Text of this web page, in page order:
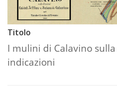
Titolo
I mulini di Calavino
indicazioni